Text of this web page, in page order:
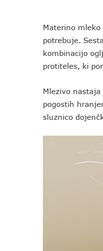
Materino
potrebuje.
kombinacijo
protiteles, ki
Mlezivo
pogostih
sluznico